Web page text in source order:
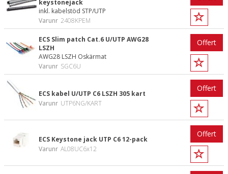
keystonejack
inkl. kabelstöd STP/UTP
Varunr 2408KPEM
ECS Slim patch Cat.6 U/UTP AWG28
LSZH
AWG28 LSZH Oskärmat
Varunr SGC6U
Offert
ECS kabel U/UTP C6 LSZH 305 kart
Varunr UTP6NG/KART
Offert
ECS Keystone jack UTP C6 12-pack
Varunr AL08UC6x12
Offert